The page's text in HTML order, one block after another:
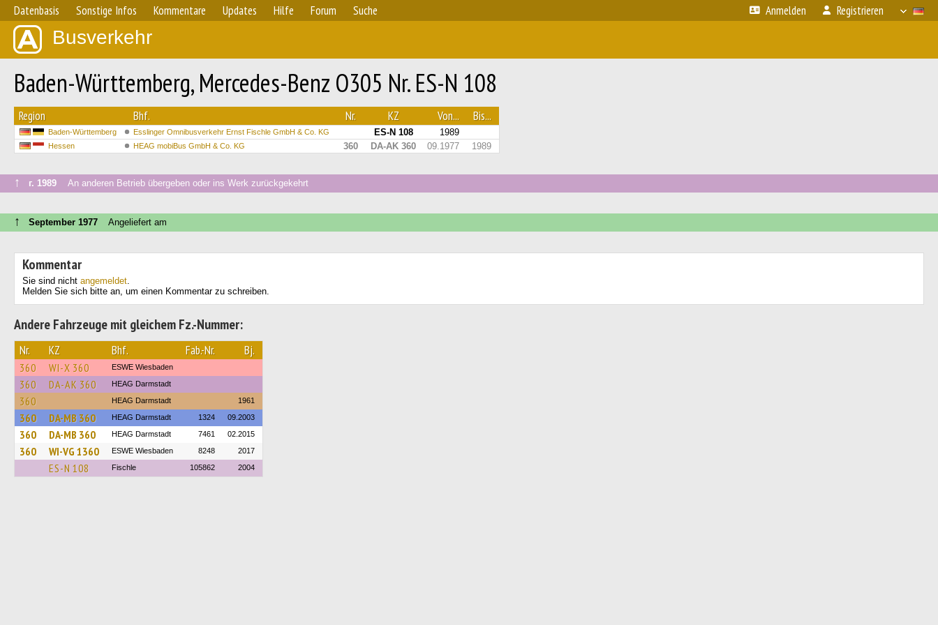
Datenbasis Sonstige Infos Kommentare Updates Hilfe Forum Suche Anmelden Registrieren
Busverkehr
Baden-Württemberg, Mercedes-Benz O305 Nr. ES-N 108
Region Bhf. Nr. KZ Von... Bis...
Baden-Württemberg Esslinger Omnibusverkehr Ernst Fischle GmbH & Co. KG ES-N 108 1989
Hessen HEAG mobiBus GmbH & Co. KG 360 DA-AK 360 09.1977 1989
↑ г. 1989 An anderen Betrieb übergeben oder ins Werk zurückgekehrt
↑ September 1977 Angeliefert am
Kommentar
Sie sind nicht angemeldet.
Melden Sie sich bitte an, um einen Kommentar zu schreiben.
Andere Fahrzeuge mit gleichem Fz.-Nummer:
Nr. KZ Bhf. Fab.-Nr. Bj.
360 WI-X 360 ESWE Wiesbaden
360 DA-AK 360 HEAG Darmstadt
360 HEAG Darmstadt 1961
360 DA-MB 360 HEAG Darmstadt 1324 09.2003
360 DA-MB 360 HEAG Darmstadt 7461 02.2015
360 WI-VG 1360 ESWE Wiesbaden 8248 2017
ES-N 108 Fischle 105862 2004